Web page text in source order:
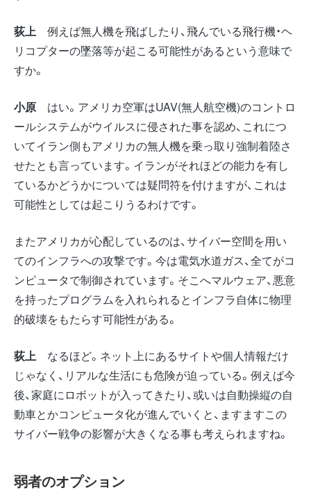
荻上 例えば無人機を飛ばしたり、飛んでいる飛行機・ヘ
リコプターの墜落等が起こる可能性があるという意味で
すか。
小原 はい。アメリカ空軍はUAV(無人航空機)のコントロ
ールシステムがウイルスに侵された事を認め、これにつ
いてイラン側もアメリカの無人機を乗っ取り強制着陸さ
せたとも言っています。イランがそれほどの能力を有し
ているかどうかについては疑問符を付けますが、これは
可能性としては起こりうるわけです。
またアメリカが心配しているのは、サイバー空間を用い
てのインフラへの攻撃です。今は電気水道ガス、全てがコ
ンピュータで制御されています。そこへマルウェア、悪意
を持ったプログラムを入れられるとインフラ自体に物理
的破壊をもたらす可能性がある。
荻上 なるほど。ネット上にあるサイトや個人情報だけ
じゃなく、リアルな生活にも危険が迫っている。例えば今
後、家庭にロボットが入ってきたり、或いは自動操縦の自
動車とかコンピュータ化が進んでいくと、ますますこの
サイバー戦争の影響が大きくなる事も考えられますね。
弱者のオプション